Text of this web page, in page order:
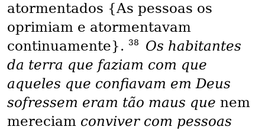
atormentados {As pessoas os
oprimiam e atormentavam
continuamente}. 38
Os habitantes
da terra que faziam com que
aqueles que confiavam em Deus
sofressem eram tão maus que nem
mereciam conviver com pessoas